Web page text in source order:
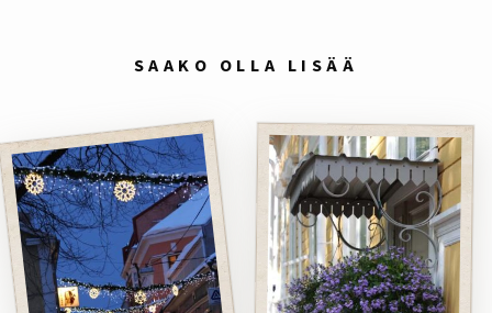
SAAKO OLLA LISÄÄ